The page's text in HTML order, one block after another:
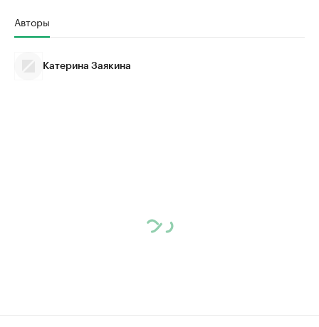
Авторы
Катерина Заякина